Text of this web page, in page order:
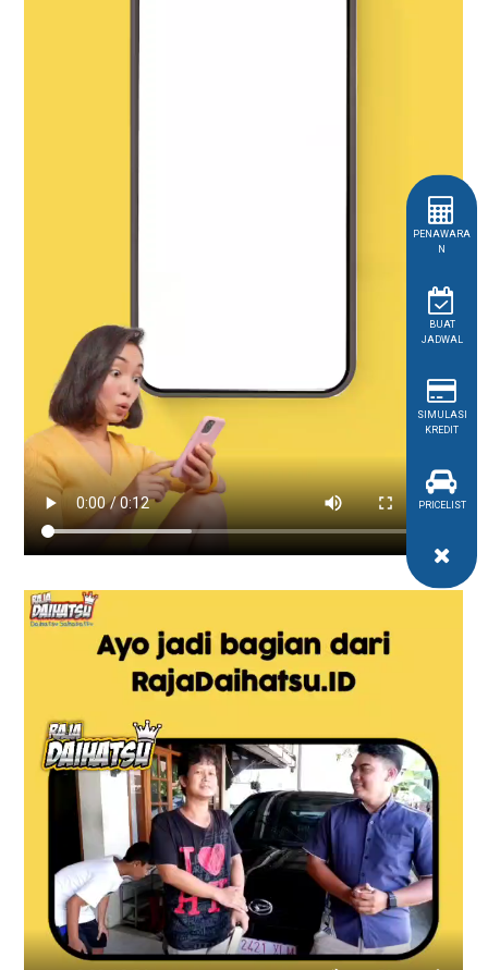
PENAWARA
N
BUAT
JADWAL
SIMULASI
KREDIT
PRICELIST